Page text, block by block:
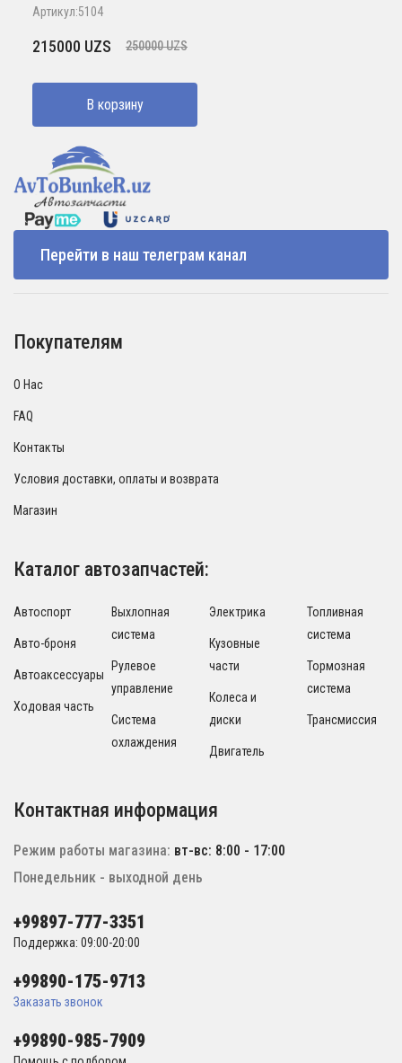
Артикул:5104
250000UZS
Первоначальная
составляла
250000 UZS.
215000 UZS
Текущая
215000 UZS.
В корзину
Перейти в наш телеграм канал
Покупателям
О Нас
FAQ
Контакты
Условия доставки, оплаты и возврата
Магазин
Каталог автозапчастей:
Автоспорт
Авто-броня
Автоаксессуары
Ходовая часть
Выхлопная
система
Рулевое
управление
Система
охлаждения
Электрика
Кузовные
части
Колеса и
диски
Двигатель
Топливная
система
Тормозная
система
Трансмиссия
Контактная информация
Режим работы магазина: вт-вс: 8:00 - 17:00
Понедельник - выходной день
+99897-777-3351
Поддержка: 09:00-20:00
+99890-175-9713
Заказать звонок
+99890-985-7909